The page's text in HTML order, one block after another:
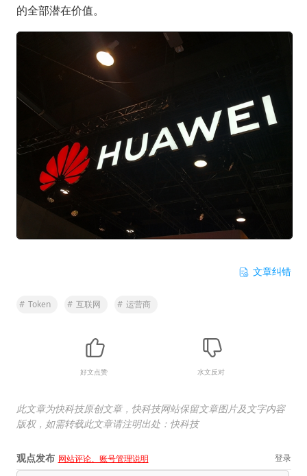
的全部潜在价值。
文章纠错
# Token # 互联网 # 运营商
好文点赞 水文反对
此文章为快科技原创文章，快科技网站保留文章图片及文字内容
版权，如需转载此文章请注明出处：快科技
观点发布 网站评论、账号管理说明 登录